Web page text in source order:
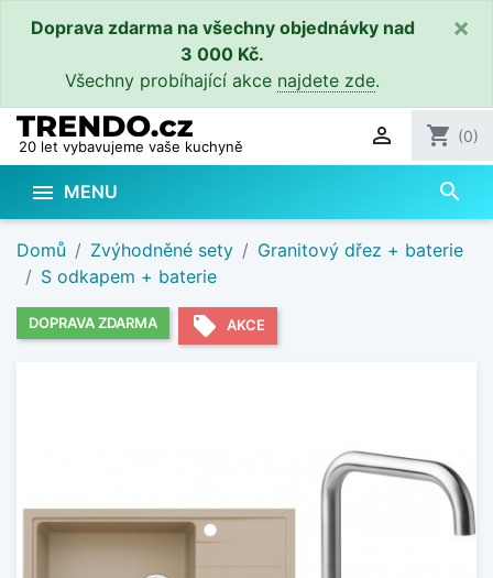
Doprava zdarma na všechny objednávky nad
3 000 Kč.
Všechny probíhající akce najdete zde.
×
20 let vybavujeme vaše kuchyně  shopping_cart (0)
 MENU search
Domů Zvýhodněné sety
Granitový dřez + baterie
S odkapem + baterie
DOPRAVA ZDARMA local_offer AKCE